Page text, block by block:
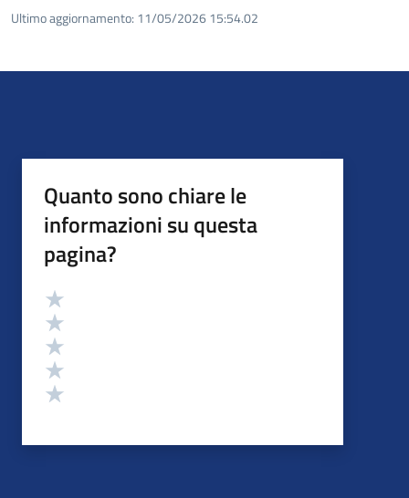
Ultimo aggiornamento: 11/05/2026 15:54.02
Quanto sono chiare le
informazioni su questa
pagina?
Valutazione